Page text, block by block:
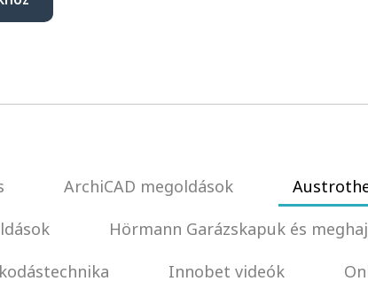
ArchiCAD megoldások
Hörmann Garázskapuk és
Innobet videók